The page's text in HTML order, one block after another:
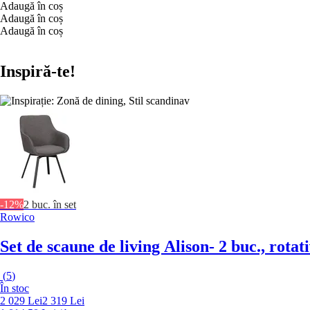
Adaugă în coș
Adaugă în coș
Adaugă în coș
Inspiră-te!
-12%2 buc. în set
Rowico
Set de scaune de living Alison- 2 buc.,
(5)
În stoc
2 029 Lei2 319 Lei